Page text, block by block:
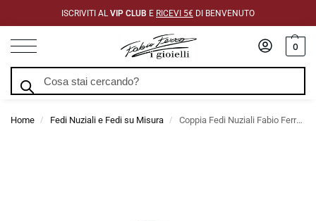
ISCRIVITI AL VIP CLUB E RICEVI 5€ DI BENVENUTO
0
Home / Fedi Nuziali e Fedi su Misura / Coppia Fedi Nuziali Fabio Ferro Piattine con Diamanti 3,3 mm